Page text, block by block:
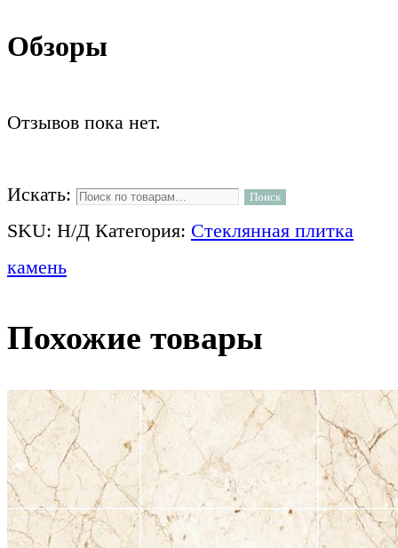
Обзоры
Отзывов пока нет.
Искать: Поиск
SKU: Н/Д Категория: Стеклянная плитка
камень
Похожие товары